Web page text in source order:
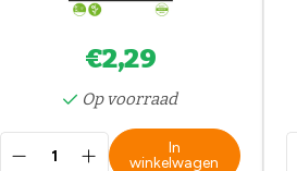
€2,29
Op voorraad
In
winkelwagen